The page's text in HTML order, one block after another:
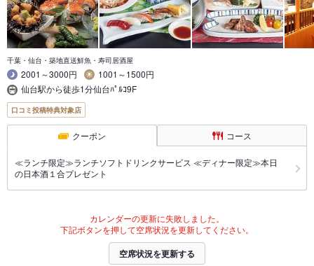
千葉・仙台・築地直送鮮魚・寿司居酒屋
2001～3000円
1001～1500円
仙台駅から徒歩1分仙台ﾊﾟﾙｺ9F
口コミ投稿特典対象店
クーポン コース
≪ランチ限定≫ランチソフトドリンクサービス ≪ディナー限定≫本日
の日本酒１合プレゼント
カレンダーの更新に失敗しました。
下記ボタンを押して空席状況を更新してください。
空席状況を更新する